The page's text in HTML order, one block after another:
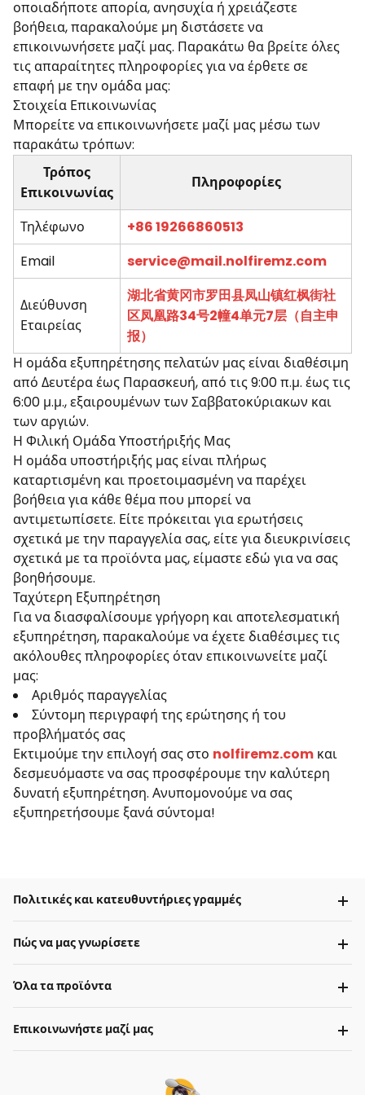
οποιαδήποτε απορία, ανησυχία ή χρειάζεστε
βοήθεια, παρακαλούμε μη διστάσετε να
επικοινωνήσετε μαζί μας. Παρακάτω θα βρείτε όλες
τις απαραίτητες πληροφορίες για να έρθετε σε
επαφή με την ομάδα μας:
Στοιχεία Επικοινωνίας
Μπορείτε να επικοινωνήσετε μαζί μας μέσω των
παρακάτω τρόπων:
Τρόπος
Επικοινωνίας
Πληροφορίες
Τηλέφωνο
+86 19266860513
Email
service@mail.nolfiremz.com
Διεύθυνση
Εταιρείας
湖北省黄冈市罗田县凤山镇红枫街社
区凤凰路34号2幢4单元7层（自主申
报）
Η ομάδα εξυπηρέτησης πελατών μας είναι διαθέσιμη
από Δευτέρα έως Παρασκευή, από τις 9:00 π.μ. έως τις
6:00 μ.μ., εξαιρουμένων των Σαββατοκύριακων και
των αργιών.
Η Φιλική Ομάδα Υποστήριξής Μας
Η ομάδα υποστήριξής μας είναι πλήρως
καταρτισμένη και προετοιμασμένη να παρέχει
βοήθεια για κάθε θέμα που μπορεί να
αντιμετωπίσετε. Είτε πρόκειται για ερωτήσεις
σχετικά με την παραγγελία σας, είτε για διευκρινίσεις
σχετικά με τα προϊόντα μας, είμαστε εδώ για να σας
βοηθήσουμε.
Ταχύτερη Εξυπηρέτηση
Για να διασφαλίσουμε γρήγορη και αποτελεσματική
εξυπηρέτηση, παρακαλούμε να έχετε διαθέσιμες τις
ακόλουθες πληροφορίες όταν επικοινωνείτε μαζί
μας:
Αριθμός παραγγελίας
Σύντομη περιγραφή της ερώτησης ή του
προβλήματός σας
Εκτιμούμε την επιλογή σας στο nolfiremz.com και
δεσμευόμαστε να σας προσφέρουμε την καλύτερη
δυνατή εξυπηρέτηση. Ανυπομονούμε να σας
εξυπηρετήσουμε ξανά σύντομα!
Πολιτικές και κατευθυντήριες γραμμές
Πώς να μας γνωρίσετε
Όλα τα προϊόντα
Επικοινωνήστε μαζί μας